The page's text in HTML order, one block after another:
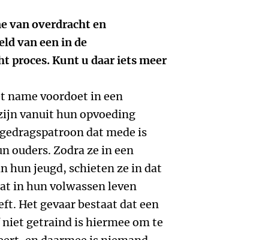
van overdracht en
van een in de
proces. Kunt u daar iets meer
name voordoet in een
vanuit hun opvoeding
dat mede is
ouders. Zodra ze in een
hun jeugd, schieten ze in dat
in hun volwassen leven
Het gevaar bestaat dat een
getraind is hiermee om te